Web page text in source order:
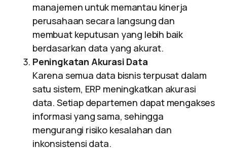
manajemen untuk memantau kinerja
perusahaan secara langsung dan
membuat keputusan yang lebih baik
berdasarkan data yang akurat.
Peningkatan Akurasi Data
Karena semua data bisnis terpusat dalam
satu sistem, ERP meningkatkan akurasi
data. Setiap departemen dapat mengakses
informasi yang sama, sehingga
mengurangi risiko kesalahan dan
inkonsistensi data.